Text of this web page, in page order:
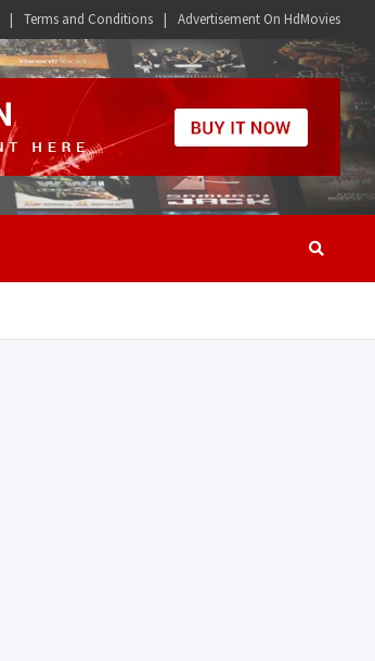
Terms and Conditions Advertisement On HdMovies